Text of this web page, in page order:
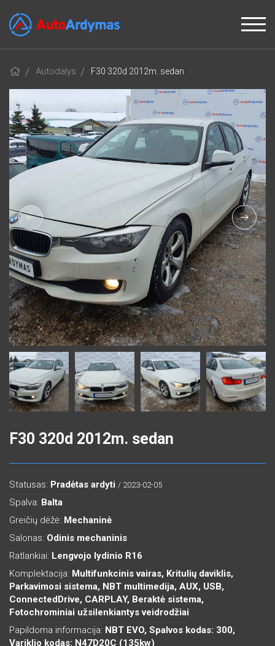
Autodalys F30 320d 2012m. sedan
F30 320d 2012m. sedan
Statusas: Pradėtas ardyti / 2023-02-05
Spalva: Balta
Greičių dėžė: Mechaninė
Salonas: Odinis mechaninis
Ratlankiai: Lengvojo lydinio R16
Komplektacija: Multifunkcinis vairas, Kritulių daviklis,
Parkavimosi sistema, NBT multimedija, AUX, USB,
ConnectedDrive, CARPLAY, Beraktė sistema,
Fotochrominiai užsilenkiantys veidrodžiai
Papildoma informacija: NBT EVO, Spalvos kodas: 300,
Variklio kodas: N47D20C (135kw)